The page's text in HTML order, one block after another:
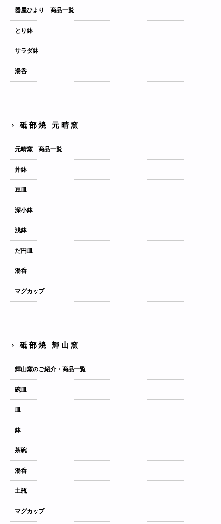
器屋ひより 商品一覧
とり鉢
サラダ鉢
湯呑
砥部焼 元晴窯
元晴窯 商品一覧
丼鉢
豆皿
深小鉢
浅鉢
だ円皿
湯呑
マグカップ
砥部焼 輝山窯
輝山窯のご紹介・商品一覧
碗皿
皿
鉢
茶碗
湯呑
土瓶
マグカップ